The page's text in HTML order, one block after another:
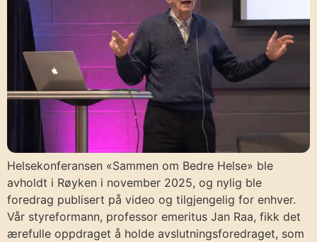
Helsekonferansen «Sammen om Bedre Helse» ble
avholdt i Røyken i november 2025, og nylig ble
foredrag publisert på video og tilgjengelig for enhver.
Vår styreformann, professor emeritus Jan Raa, fikk det
ærefulle oppdraget å holde avslutningsforedraget, som